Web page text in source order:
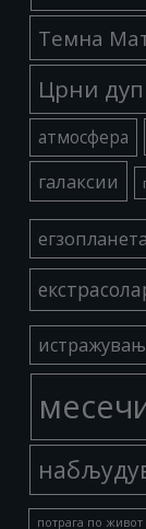
Темна
Црни
атмосфера
галаксии
егзопланета
потрага по живот